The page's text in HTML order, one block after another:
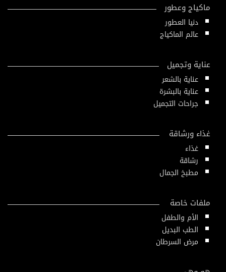
ماكياج وعطور
دنيا العطور
عالم الماكياج
عناية وتجميل
عناية بالشعر
عناية بالبشرة
جراحات التجميل
غذاء ورشاقة
غذاء
رشاقة
مطبخ الجمال
ملفات خاصة
الأم والطفل
الطب البديل
مرض السرطان